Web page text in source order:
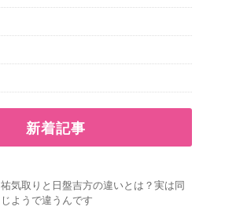
新着記事
祐気取りと日盤吉方の違いとは？実は同
じようで違うんです